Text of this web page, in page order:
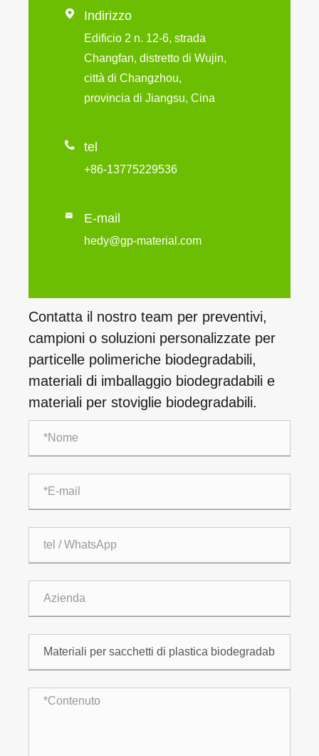
 Indirizzo
Edificio 2 n. 12-6, strada
Changfan, distretto di Wujin,
città di Changzhou,
provincia di Jiangsu, Cina
 tel
+86-13775229536
 E-mail
hedy@gp-material.com
Contatta il nostro team per preventivi,
campioni o soluzioni personalizzate per
particelle polimeriche biodegradabili,
materiali di imballaggio biodegradabili e
materiali per stoviglie biodegradabili.